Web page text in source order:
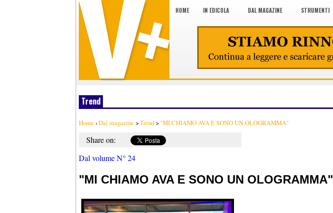
HOME IN EDICOLA DAL MAGAZINE STRUMENTI
Trend
Home ›Dal magazine >Trend> "MI CHIAMO AVA E SONO UN OLOGRAMMA"
Share on:
Dal volume N° 24
"MI CHIAMO AVA E SONO UN OLOGRAMMA"